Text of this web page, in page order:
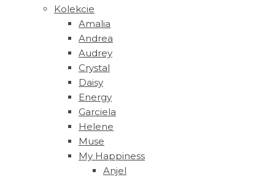
Kolekcie
Amalia
Andrea
Audrey
Crystal
Daisy
Energy
Garciela
Helene
Muse
‎My Happiness
Anjel